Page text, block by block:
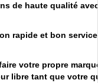
de haute qualité
rapide et bon
votre propre
libre tant que votre